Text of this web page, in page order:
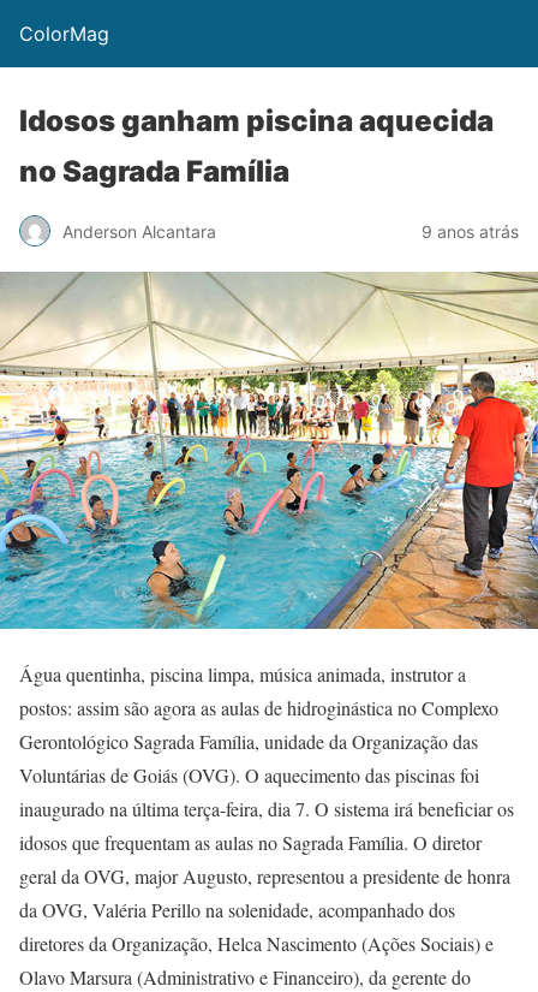
ColorMag
Idosos ganham piscina aquecida
no Sagrada Família
Anderson Alcantara 9 anos atrás
Água quentinha, piscina limpa, música animada, instrutor a
postos: assim são agora as aulas de hidroginástica no Complexo
Gerontológico Sagrada Família, unidade da Organização das
Voluntárias de Goiás (OVG). O aquecimento das piscinas foi
inaugurado na última terça-feira, dia 7. O sistema irá beneficiar os
idosos que frequentam as aulas no Sagrada Família. O diretor
geral da OVG, major Augusto, representou a presidente de honra
da OVG, Valéria Perillo na solenidade, acompanhado dos
diretores da Organização, Helca Nascimento (Ações Sociais) e
Olavo Marsura (Administrativo e Financeiro), da gerente do